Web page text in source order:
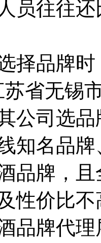
员往往
品牌时
省无锡
公司选
知名品
品牌，
性价比
牌代理